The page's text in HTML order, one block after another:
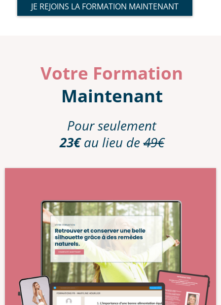
JE REJOINS LA FORMATION MAINTENANT
Votre Formation
Maintenant
Pour seulement
23€au lieu de49€